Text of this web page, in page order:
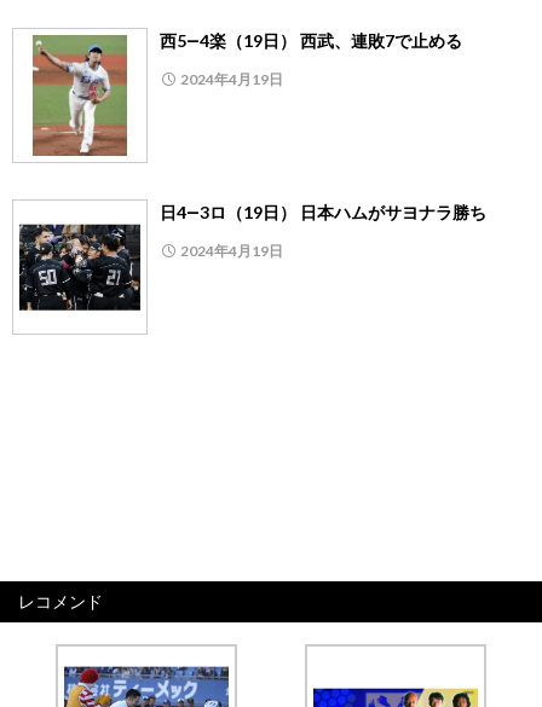
西5―4楽（19日） 西武、連敗7で止める
2024年4月19日
日4―3ロ（19日） 日本ハムがサヨナラ勝ち
2024年4月19日
レコメンド